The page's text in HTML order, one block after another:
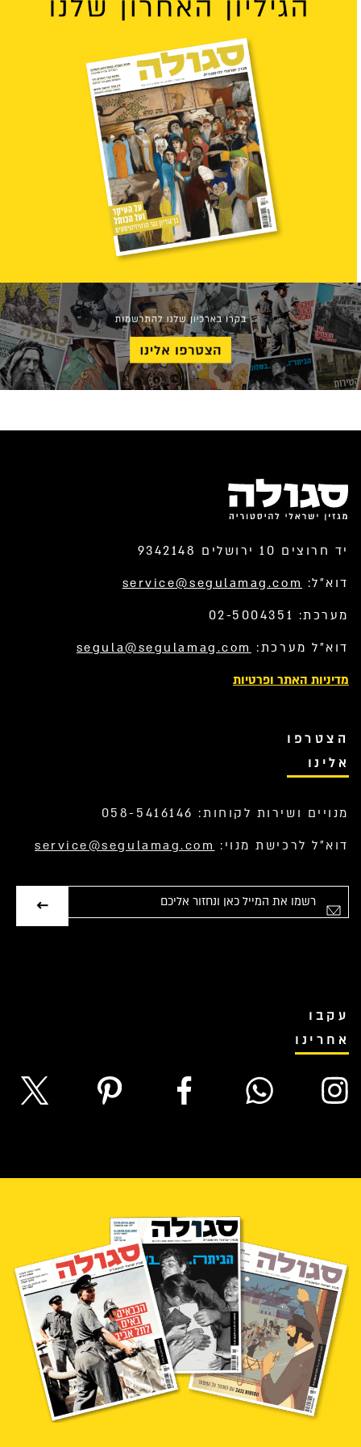
יד חרוצים 10 ירושלים 9342148
דוא”ל: service@segulamag.com
מערכת: 02-5004351
דוא”ל מערכת: segula@segulamag.com
מדיניות האתר ופרטיות
הצטרפו
אלינו
מנויים ושירות לקוחות: 058-5416146
דוא”ל לרכישת מנוי: service@segulamag.com
עקבו
אחרינו